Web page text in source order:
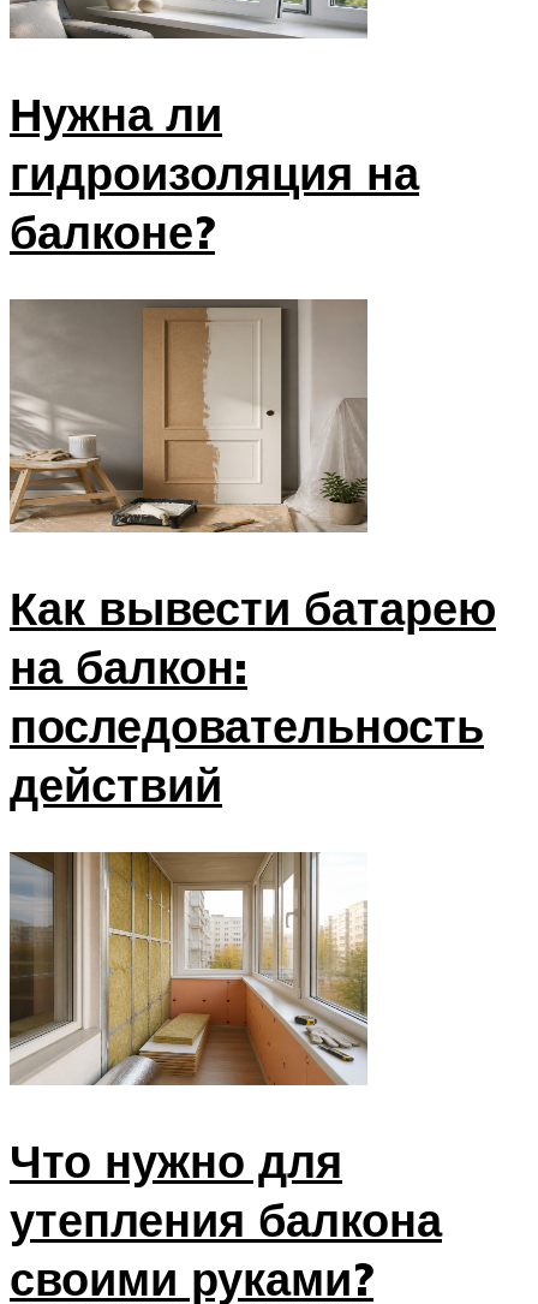
Нужна ли
гидроизоляция на
балконе?
Как вывести батарею
на балкон:
последовательность
действий
Что нужно для
утепления балкона
своими руками?